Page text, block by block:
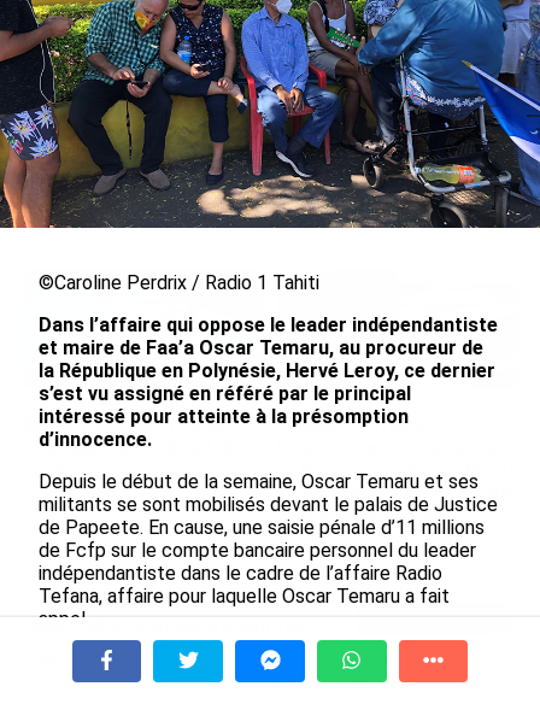
SÉRIE. Histoire des chefs-lieux d’Outre-mer :
Nouméa, une capitale construite par le bagne,
le nickel et le Pacifique
le 08/08/2026
Rapport 2025 de l’Ifremer :
un engagement décisif dans
les Outre-mer
le 07/08/2026
De Messi à Trump :
du Martiniquais Benoît Etinof
au service du Karibea Sainte-
Luce en Martinique
le 07/08/2026
Avec VEENI, le Guadeloupéen Yanis
Foy entend participer au
développement tourist...
À la une Tv Radio A Propos
©Caroline Perdrix / Radio 1 Tahiti
Dans l’affaire qui oppose le leader indépendantiste
et maire de Faa’a Oscar Temaru, au procureur de
la République en Polynésie, Hervé Leroy, ce dernier
s’est vu assigné en référé par le principal
intéressé pour atteinte à la présomption
d’innocence.
Depuis le début de la semaine, Oscar Temaru et ses
militants se sont mobilisés devant le palais de Justice
de Papeete. En cause, une saisie pénale d’11 millions
de Fcfp sur le compte bancaire personnel du leader
indépendantiste dans le cadre de l’affaire Radio
Tefana, affaire pour laquelle Oscar Temaru a fait
appel.
De son côté, le procureur de la République a ouvert
une enquête préliminaire sur la protection